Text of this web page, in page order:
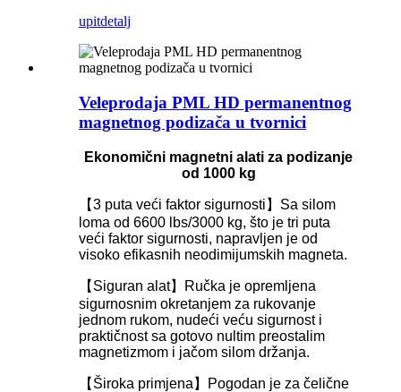
upitdetalj
Veleprodaja PML HD permanentnog
magnetnog podizača u tvornici
Ekonomični magnetni alati za podizanje
od 1000 kg
【3 puta veći faktor sigurnosti】Sa silom
loma od 6600 lbs/3000 kg, što je tri puta
veći faktor sigurnosti, napravljen je od
visoko efikasnih neodimijumskih magneta.
【Siguran alat】Ručka je opremljena
sigurnosnim okretanjem za rukovanje
jednom rukom, nudeći veću sigurnost i
praktičnost sa gotovo nultim preostalim
magnetizmom i jačom silom držanja.
【Široka primjena】Pogodan je za čelične